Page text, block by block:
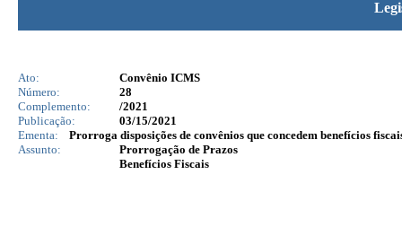
Ato:
Convênio ICMS
Número:
28
Complemento:
/2021
Publicação:
03/15/2021
Ementa:
Prorroga disposições de convênios que concedem benefícios
Assunto:
Prorrogação de Prazos
Benefícios Fiscais